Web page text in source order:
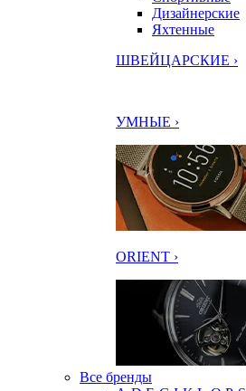
Дизайнерские
Яхтенные
ШВЕЙЦАРСКИЕ ›
УМНЫЕ ›
ORIENT ›
Все бренды